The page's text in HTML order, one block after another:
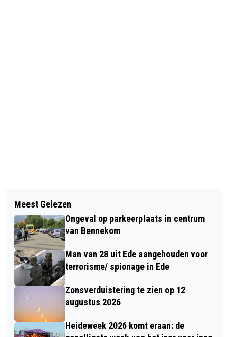
VEEL BESPARINGEN DOOR
AANPASSING MENU IN RESTAURANTS
ACTIE EDE.NIEUWS.NL 'STEUN DE
LOKALE ONDERNEMER' - MARRIKA’S
BLOEM & STIJL IN EDE
Meest Gelezen
Ongeval op parkeerplaats in centrum
van Bennekom
Man van 28 uit Ede aangehouden voor
terrorisme/ spionage in Ede
Zonsverduistering te zien op 12
augustus 2026
Heideweek 2026 komt eraan: de